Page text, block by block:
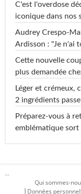
C'est l'overdose
iconique dans nos
Audrey Crespo-
Ardisson : "Je n'ai
Cette nouvelle
plus demandée
Léger et crémeux,
2 ingrédients
Préparez-vous à
emblématique
...
Qui sommes-
Données